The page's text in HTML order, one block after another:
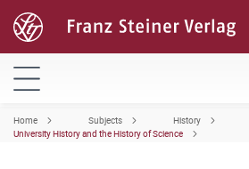
Home Subjects
History
University History and the History of Science